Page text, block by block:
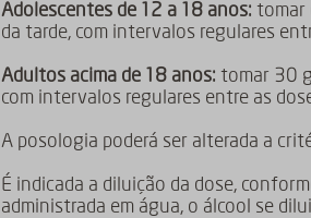
Adolescentes de 12 a 18 anos: tomar
da tarde, com intervalos regulares
Adultos acima de 18 anos: tomar 30
com intervalos regulares entre as
A posologia poderá ser alterada a
É indicada a diluição da dose,
administrada em água, o álcool se